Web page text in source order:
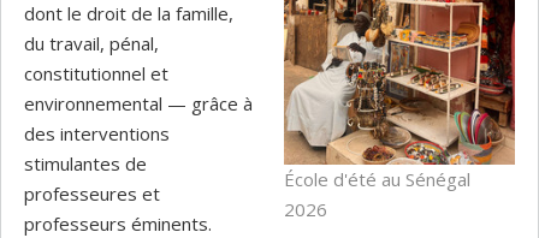
École d'été au Sénégal
2026
dont le droit de la famille,
du travail, pénal,
constitutionnel et
environnemental — grâce à
des interventions
stimulantes de
professeures et
professeurs éminents.